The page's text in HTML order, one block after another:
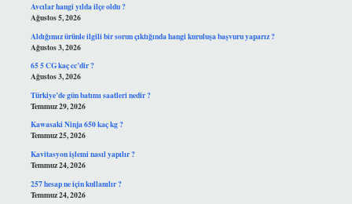
Avcılar hangi yılda ilçe oldu ?
Ağustos 5, 2026
Aldığımız ürünle ilgili bir sorun çıktığında hangi kuruluşa başvuru yaparız ?
Ağustos 3, 2026
65 5 CG kaç cc’dir ?
Ağustos 3, 2026
Türkiye’de gün batımı saatleri nedir ?
Temmuz 29, 2026
Kawasaki Ninja 650 kaç kg ?
Temmuz 25, 2026
Kavitasyon işlemi nasıl yapılır ?
Temmuz 24, 2026
257 hesap ne için kullanılır ?
Temmuz 24, 2026